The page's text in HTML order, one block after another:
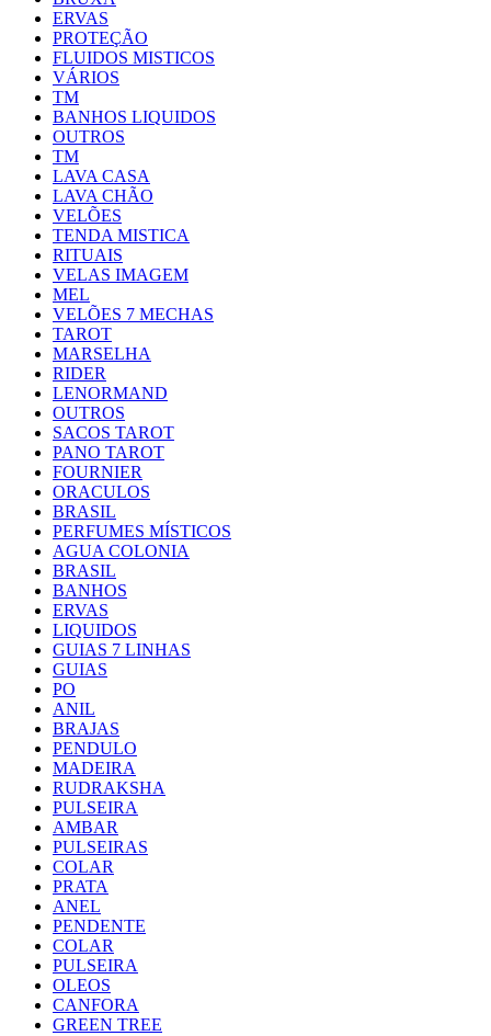
ERVAS
PROTEÇÃO
FLUIDOS MISTICOS
VÁRIOS
TM
BANHOS LIQUIDOS
OUTROS
TM
LAVA CASA
LAVA CHÃO
VELÕES
TENDA MISTICA
RITUAIS
VELAS IMAGEM
MEL
VELÕES 7 MECHAS
TAROT
MARSELHA
RIDER
LENORMAND
OUTROS
SACOS TAROT
PANO TAROT
FOURNIER
ORACULOS
BRASIL
PERFUMES MÍSTICOS
AGUA COLONIA
BRASIL
BANHOS
ERVAS
LIQUIDOS
GUIAS 7 LINHAS
GUIAS
PO
ANIL
BRAJAS
PENDULO
MADEIRA
RUDRAKSHA
PULSEIRA
AMBAR
PULSEIRAS
COLAR
PRATA
ANEL
PENDENTE
COLAR
PULSEIRA
OLEOS
CANFORA
GREEN TREE